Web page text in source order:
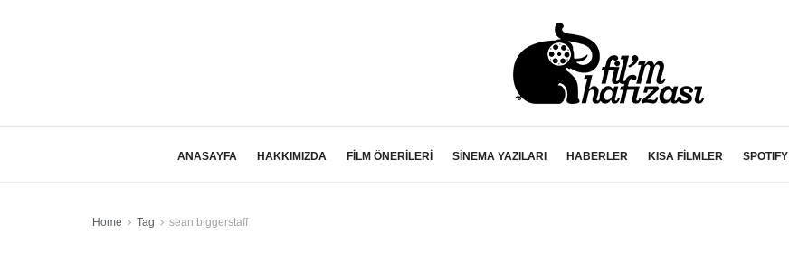
ANASAYFA HAKKIMIZDA FİLM ÖNERİLERİ SİNEMA YAZILARI HABERLER KISA FİLMLER SPOTIFY
Home Tag sean biggerstaff